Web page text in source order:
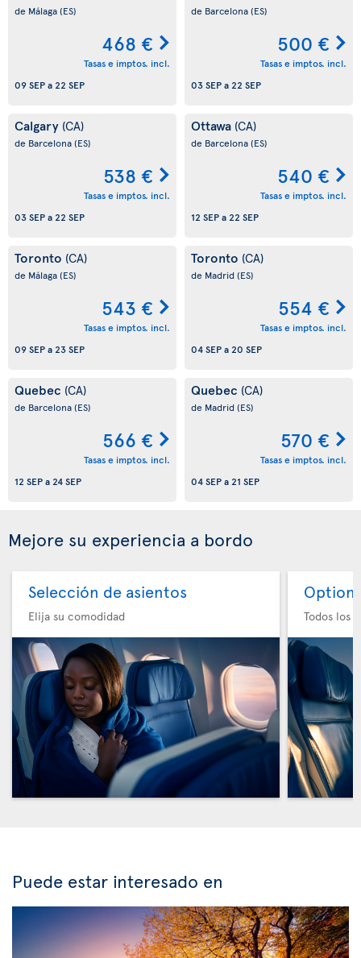
de Málaga(ES)
468 €
Tasas e imptos. incl.
09 SEPa22 SEP
de Barcelona(ES)
500 €
Tasas e imptos. incl.
03 SEPa22 SEP
Calgary (CA)
de Barcelona(ES)
538 €
Tasas e imptos. incl.
03 SEPa22 SEP
Ottawa (CA)
de Barcelona(ES)
540 €
Tasas e imptos. incl.
12 SEPa22 SEP
Toronto (CA)
de Málaga(ES)
543 €
Tasas e imptos. incl.
09 SEPa23 SEP
Toronto (CA)
de Madrid(ES)
554 €
Tasas e imptos. incl.
04 SEPa20 SEP
Quebec (CA)
de Barcelona(ES)
566 €
Tasas e imptos. incl.
12 SEPa24 SEP
Quebec (CA)
de Madrid(ES)
570 €
Tasas e imptos. incl.
04 SEPa21 SEP
Mejore su experiencia a bordo
Selección de asientos
Elija su comodidad
Option
Todos los
Puede estar interesado en